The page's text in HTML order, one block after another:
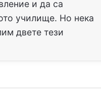
и да са
училище. Но нека
двете тези